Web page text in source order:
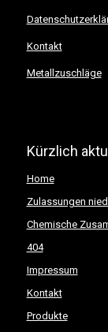
Kontakt
Metallzuschläge
Kürzlich
Home
Zulassungen
Chemische
404
Impressum
Kontakt
Produkte